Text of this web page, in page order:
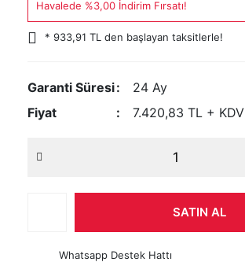
Havalede %3,00 İndirim Fırsatı!
* 933,91 TL den başlayan taksitlerle!
Garanti Süresi
24 Ay
Fiyat
7.420,83 TL + KDV
SATIN AL
Whatsapp Destek Hattı